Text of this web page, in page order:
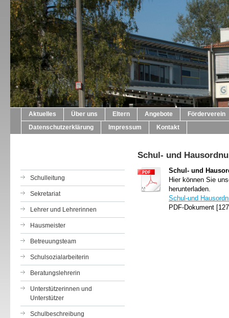
Aktuelles Über uns Eltern Angebote
Förderverein
Datenschutzerklärung
Impressum Kontakt
Schulleitung
Sekretariat
Lehrer und Lehrerinnen
Hausmeister
Betreuungsteam
Schulsozialarbeiterin
Beratungslehrerin
Unterstützerinnen und
Unterstützer
Schulbeschreibung
Schul- und
Schul- und
Hier können Sie
herunterladen.
Schul-und
PDF-Dokument